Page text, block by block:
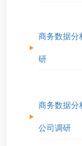
商务数据分
研
商务数据分
公司调研